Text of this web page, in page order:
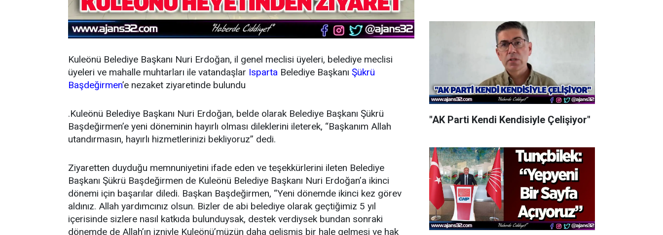
Kuleönü Belediye Başkanı Nuri Erdoğan, il genel meclisi üyeleri, belediye meclisi
üyeleri ve mahalle muhtarları ile vatandaşlar Isparta Belediye Başkanı Şükrü
Başdeğirmen’e nezaket ziyaretinde bulundu
.Kuleönü Belediye Başkanı Nuri Erdoğan, belde olarak Belediye Başkanı Şükrü
Başdeğirmen’e yeni döneminin hayırlı olması dileklerini ileterek, “Başkanım Allah
utandırmasın, hayırlı hizmetlerinizi bekliyoruz” dedi.
Ziyaretten duyduğu memnuniyetini ifade eden ve teşekkürlerini ileten Belediye
Başkanı Şükrü Başdeğirmen de Kuleönü Belediye Başkanı Nuri Erdoğan’a ikinci
dönemi için başarılar diledi. Başkan Başdeğirmen, “Yeni dönemde ikinci kez görev
aldınız. Allah yardımcınız olsun. Bizler de abi belediye olarak geçtiğimiz 5 yıl
içerisinde sizlere nasıl katkıda bulunduysak, destek verdiysek bundan sonraki
dönemde de Allah’ın izniyle Kuleönü’müzün daha gelişmiş bir hale gelmesi ve hak
"AK Parti Kendi Kendisiyle Çelişiyor"